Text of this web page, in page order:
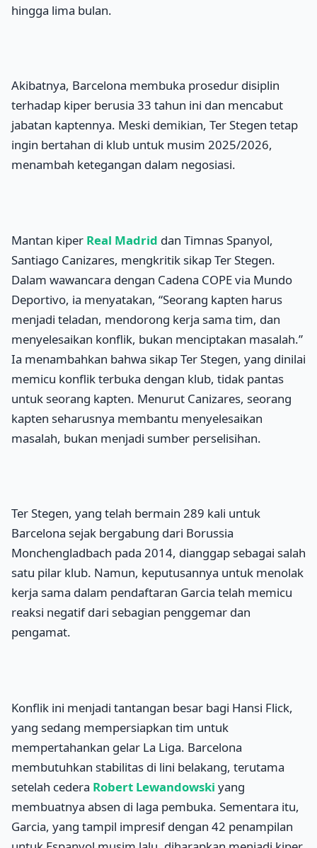
hingga lima bulan.
Akibatnya, Barcelona membuka prosedur disiplin
terhadap kiper berusia 33 tahun ini dan mencabut
jabatan kaptennya. Meski demikian, Ter Stegen tetap
ingin bertahan di klub untuk musim 2025/2026,
menambah ketegangan dalam negosiasi.
Mantan kiper Real Madrid dan Timnas Spanyol,
Santiago Canizares, mengkritik sikap Ter Stegen.
Dalam wawancara dengan Cadena COPE via Mundo
Deportivo, ia menyatakan, “Seorang kapten harus
menjadi teladan, mendorong kerja sama tim, dan
menyelesaikan konflik, bukan menciptakan masalah.”
Ia menambahkan bahwa sikap Ter Stegen, yang dinilai
memicu konflik terbuka dengan klub, tidak pantas
untuk seorang kapten. Menurut Canizares, seorang
kapten seharusnya membantu menyelesaikan
masalah, bukan menjadi sumber perselisihan.
Ter Stegen, yang telah bermain 289 kali untuk
Barcelona sejak bergabung dari Borussia
Monchengladbach pada 2014, dianggap sebagai salah
satu pilar klub. Namun, keputusannya untuk menolak
kerja sama dalam pendaftaran Garcia telah memicu
reaksi negatif dari sebagian penggemar dan
pengamat.
Konflik ini menjadi tantangan besar bagi Hansi Flick,
yang sedang mempersiapkan tim untuk
mempertahankan gelar La Liga. Barcelona
membutuhkan stabilitas di lini belakang, terutama
setelah cedera Robert Lewandowski yang
membuatnya absen di laga pembuka. Sementara itu,
Garcia, yang tampil impresif dengan 42 penampilan